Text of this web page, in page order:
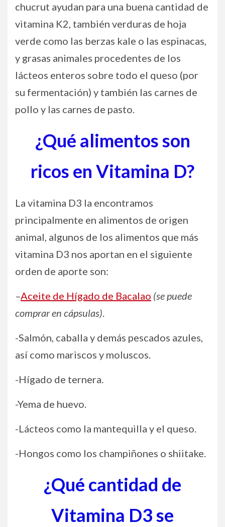
chucrut ayudan para una buena cantidad de
vitamina K2, también verduras de hoja
verde como las berzas kale o las espinacas,
y grasas animales procedentes de los
lácteos enteros sobre todo el queso (por
su fermentación) y también las carnes de
pollo y las carnes de pasto.
¿Qué alimentos son
ricos en Vitamina D?
La vitamina D3 la encontramos
principalmente en alimentos de origen
animal, algunos de los alimentos que más
vitamina D3 nos aportan en el siguiente
orden de aporte son:
–Aceite de Hígado de Bacalao (se puede
comprar en cápsulas).
-Salmón, caballa y demás pescados azules,
así como mariscos y moluscos.
-Hígado de ternera.
-Yema de huevo.
-Lácteos como la mantequilla y el queso.
-Hongos como los champiñones o shiitake.
¿Qué cantidad de
Vitamina D3 se